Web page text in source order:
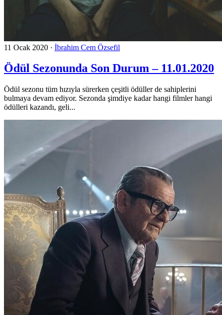
11 Ocak 2020 · İbrahim Cem Özsefil
Ödül Sezonunda Son Durum – 11.01.2020
Ödül sezonu tüm hızıyla sürerken çeşitli ödüller de sahiplerini
bulmaya devam ediyor. Sezonda şimdiye kadar hangi filmler hangi
ödülleri kazandı, geli...